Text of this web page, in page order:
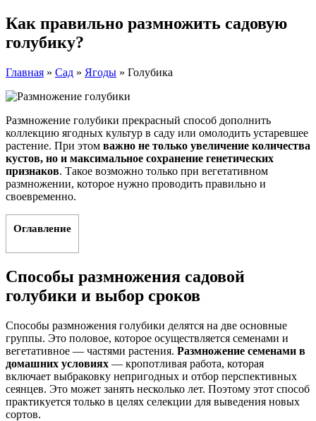
Как правильно размножить садовую
голубику?
Главная » Сад » Ягоды » Голубика
Размножение голубики прекрасный способ дополнить
коллекцию ягодных культур в саду или омолодить устаревшее
растение. При этом важно не только увеличение количества
кустов, но и максимальное сохранение генетических
признаков. Такое возможно только при вегетативном
размножении, которое нужно проводить правильно и
своевременно.
Оглавление
Способы размножения садовой
голубики и выбор сроков
Способы размножения голубики делятся на две основные
группы. Это половое, которое осуществляется семенами и
вегетативное — частями растения. Размножение семенами в
домашних условиях — кропотливая работа, которая
включает выбраковку непригодных и отбор перспективных
сеянцев. Это может занять несколько лет. Поэтому этот способ
практикуется только в целях селекции для выведения новых
сортов.